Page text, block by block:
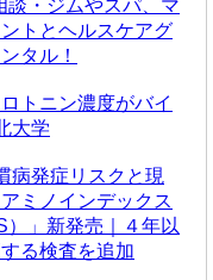
談・ジムやスパ、マ
トとヘルスケアグ
タル！
トニン濃度がバイ
大学
病発症リスクと現
ミノインデックス
」新発売｜４年以
る検査を追加